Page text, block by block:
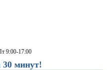
9:00-17:00
30 минут!